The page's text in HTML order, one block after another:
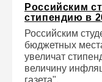
Российским
стипендию в
Российским
бюджетных
увеличат
величину
газета".